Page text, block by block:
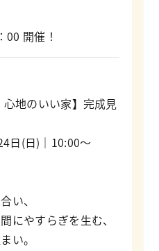
開催！
心地のいい家】完成見
日(日)｜10:00〜
い、
にやすらぎを生む、
い。